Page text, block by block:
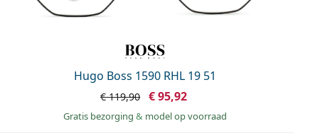
Hugo Boss 1590 RHL 19 51
€ 119,90 € 95,92
Gratis bezorging & model op voorraad